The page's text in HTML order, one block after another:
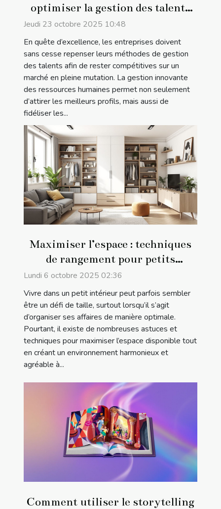
optimiser la gestion des talents
en entreprise
Jeudi 23 octobre 2025 10:48
En quête d’excellence, les entreprises doivent
sans cesse repenser leurs méthodes de gestion
des talents afin de rester compétitives sur un
marché en pleine mutation. La gestion innovante
des ressources humaines permet non seulement
d’attirer les meilleurs profils, mais aussi de
fidéliser les...
Maximiser l’espace : techniques
de rangement pour petits
intérieurs
Lundi 6 octobre 2025 02:36
Vivre dans un petit intérieur peut parfois sembler
être un défi de taille, surtout lorsqu’il s’agit
d’organiser ses affaires de manière optimale.
Pourtant, il existe de nombreuses astuces et
techniques pour maximiser l’espace disponible tout
en créant un environnement harmonieux et
agréable à...
Comment utiliser le storytelling